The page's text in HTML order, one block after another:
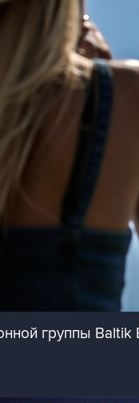
группы Baltik